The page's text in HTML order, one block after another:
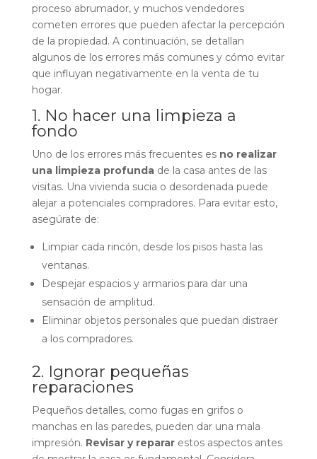
proceso abrumador, y muchos vendedores
cometen errores que pueden afectar la percepción
de la propiedad. A continuación, se detallan
algunos de los errores más comunes y cómo evitar
que influyan negativamente en la venta de tu
hogar.
1. No hacer una limpieza a
fondo
Uno de los errores más frecuentes es no realizar
una limpieza profundade la casa antes de las
visitas. Una vivienda sucia o desordenada puede
alejar a potenciales compradores. Para evitar esto,
asegúrate de:
Limpiar cada rincón, desde los pisos hasta las
ventanas.
Despejar espacios y armarios para dar una
sensación de amplitud.
Eliminar objetos personales que puedan distraer
a los compradores.
2. Ignorar pequeñas
reparaciones
Pequeños detalles, como fugas en grifos o
manchas en las paredes, pueden dar una mala
impresión. Revisar y repararestos aspectos antes